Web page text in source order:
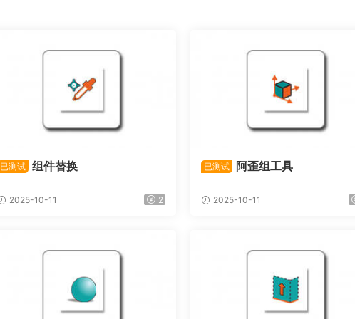
已测试 组件替换
2025-10-11 2
已测试 阿歪组工具
2025-10-11